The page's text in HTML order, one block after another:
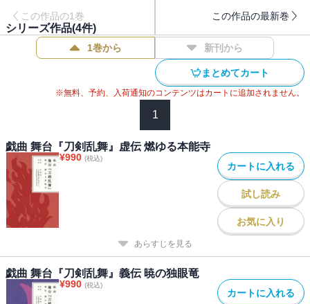
この作品の1巻 この作品の最新巻
シリーズ作品(4件)
1巻から 新刊から
まとめてカート
※無料、予約、入荷通知のコンテンツはカートに追加されません。
1
戯曲 舞台『刀剣乱舞』虚伝 燃ゆる本能寺
¥990 (税込)
カートに入れる
試し読み
お気に入り
あらすじを見る
戯曲 舞台『刀剣乱舞』義伝 暁の独眼竜
¥990 (税込)
カートに入れる